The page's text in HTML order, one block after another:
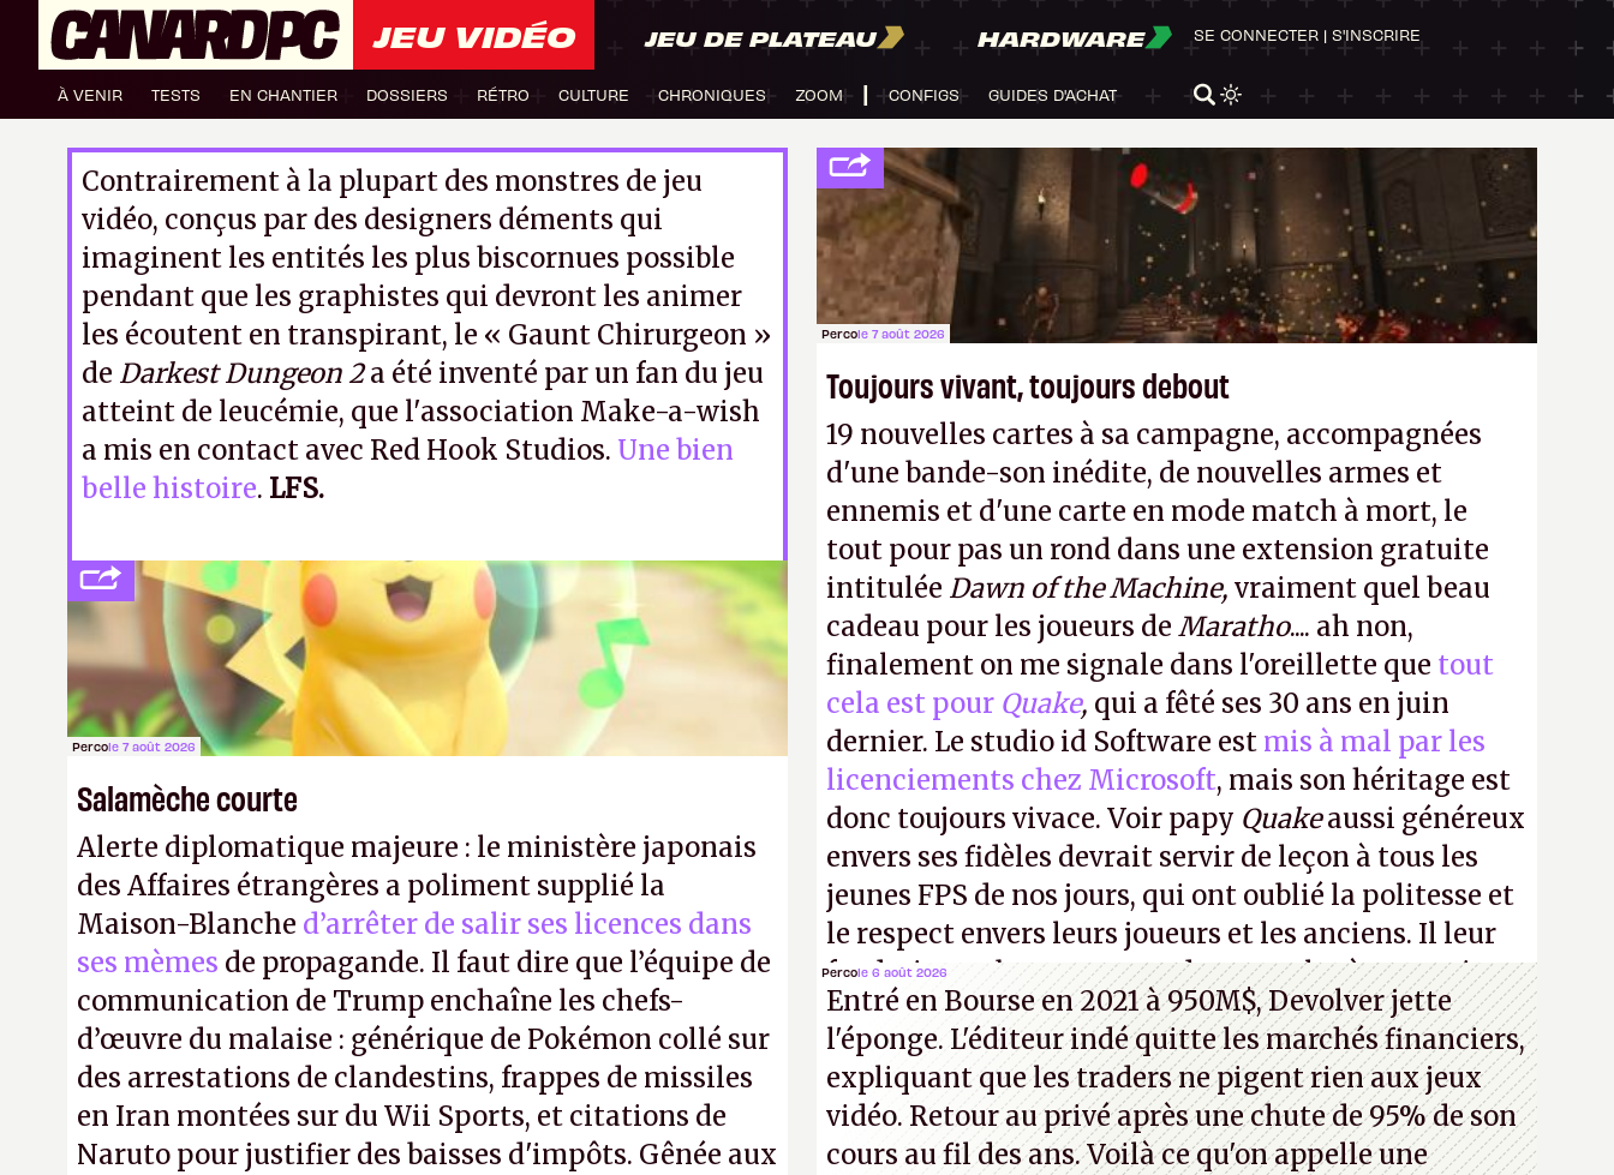
JEU VIDÉO JEU DE PLATEAU HARDWARE
À VENIR TESTS EN CHANTIER DOSSIERS RÉTRO CULTURE CHRONIQUES ZOOM CONFIGS GUIDES D'ACHAT
SE CONNECTER | S'INSCRIRE
Contrairement à la plupart des monstres de jeu
vidéo, conçus par des designers déments qui
imaginent les entités les plus biscornues possible
pendant que les graphistes qui devront les animer
les écoutent en transpirant, le « Gaunt Chirurgeon »
de Darkest Dungeon 2a été inventé par un fan du jeu
atteint de leucémie, que l'association Make-a-wish
a mis en contact avec Red Hook Studios. Une bien
belle histoire. LFS.
Percole 7 août 2026
Toujours vivant, toujours debout
19 nouvelles cartes à sa campagne, accompagnées
d'une bande-son inédite, de nouvelles armes et
ennemis et d'une carte en mode match à mort, le
tout pour pas un rond dans une extension gratuite
intitulée Dawn of the Machine, vraiment quel beau
cadeau pour les joueurs de Maratho.... ah non,
finalement on me signale dans l'oreillette que tout
cela est pour Quake, qui a fêté ses 30 ans en juin
dernier. Le studio id Software est mis à mal par les
licenciements chez Microsoft, mais son héritage est
donc toujours vivace. Voir papy Quakeaussi généreux
envers ses fidèles devrait servir de leçon à tous les
jeunes FPS de nos jours, qui ont oublié la politesse et
le respect envers leurs joueurs et les anciens. Il leur
faudrait une bonne guerre des consoles à ces petits
cons ! P.
Percole 7 août 2026
Salamèche courte
Alerte diplomatique majeure : le ministère japonais
des Affaires étrangères a poliment supplié la
Maison-Blanche d’arrêter de salir ses licences dans
ses mèmes de propagande. Il faut dire que l’équipe de
communication de Trump enchaîne les chefs-
d’œuvre du malaise : générique de Pokémon collé sur
des arrestations de clandestins, frappes de missiles
en Iran montées sur du Wii Sports, et citations de
Naruto pour justifier des baisses d'impôts. Gênée aux
Percole 6 août 2026
Entré en Bourse en 2021 à 950M$, Devolver jette
l'éponge. L'éditeur indé quitte les marchés financiers,
expliquant que les traders ne pigent rien aux jeux
vidéo. Retour au privé après une chute de 95% de son
cours au fil des ans. Voilà ce qu'on appelle une